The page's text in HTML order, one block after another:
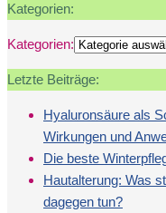
Kategorien:
Kategorien:
Letzte Beiträge:
Hyaluronsäure als
Wirkungen und
Die beste
Hautalterung: Was
dagegen tun?